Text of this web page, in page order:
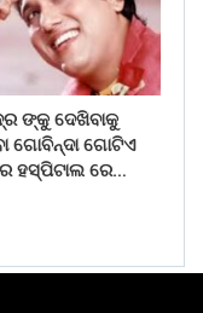
ଙ୍କୁ ଦେଖିବାକୁ
ଗୋବିନ୍ଦା ଗୋଟିଏ
ହସ୍ପିଟାଲ ରେ…